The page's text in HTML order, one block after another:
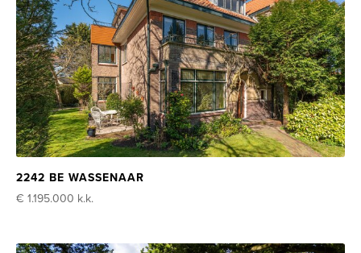
2242 BE WASSENAAR
€ 1.195.000 k.k.